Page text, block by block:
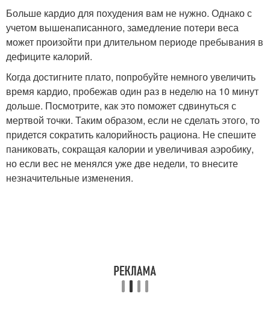
Больше кардио для похудения вам не нужно. Однако с
учетом вышенаписанного, замедление потери веса
может произойти при длительном периоде пребывания в
дефиците калорий.
Когда достигните плато, попробуйте немного увеличить
время кардио, пробежав один раз в неделю на 10 минут
дольше. Посмотрите, как это поможет сдвинуться с
мертвой точки. Таким образом, если не сделать этого, то
придется сократить калорийность рациона. Не спешите
паниковать, сокращая калории и увеличивая аэробику,
но если вес не менялся уже две недели, то внесите
незначительные изменения.